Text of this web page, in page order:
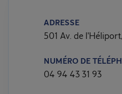
ADRESSE
501 Av. de
NUMÉRO DE
04 94 43 31 93